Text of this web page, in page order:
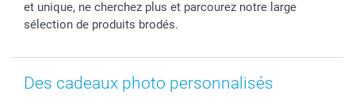
Tous les évènements
Statut de ma commande
smarfriends
et unique, ne cherchez plus et parcourez notre large
sélection de produits brodés.
Des cadeaux photo personnalisés